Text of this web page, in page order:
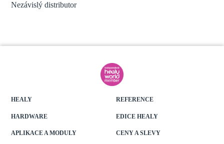
Nezávislý distributor
HEALY
HARDWARE
APLIKACE A MODULY
REFERENCE
EDICE HEALY
CENY A SLEVY